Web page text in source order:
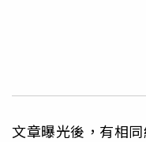
文章曝光後，有相